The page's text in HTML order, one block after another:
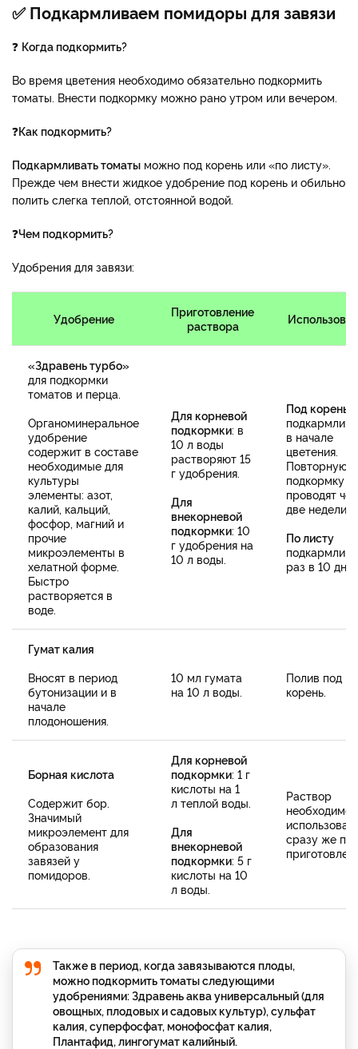
✅ Подкармливаем помидоры для завязи
❓ Когда подкормить?
Во время цветения необходимо обязательно подкормить
томаты. Внести подкормку можно рано утром или вечером.
❓Как подкормить?
Подкармливать томаты можно под корень или «по листу».
Прежде чем внести жидкое удобрение под корень и обильно
полить слегка теплой, отстоянной водой.
❓Чем подкормить?
Удобрения для завязи:
Удобрение
Приготовление
раствора
«Здравень турбо»
для подкормки
томатов и перца.
Органоминеральное
удобрение
содержит в составе
необходимые для
культуры
элементы: азот,
калий, кальций,
фосфор, магний и
прочие
микроэлементы в
хелатной форме.
Быстро
растворяется в
воде.
Для корневой
подкормки: в
10 л воды
растворяют 15
г удобрения.
Для
внекорневой
подкормки: 10
г удобрения на
10 л воды.
Под корень
в начале
цветения.
Повторную
подкормку
проводят
две недели.
По листу
раз в 10
Гумат калия
Вносят в период
бутонизации и в
начале
плодоношения.
10 мл гумата
на 10 л воды.
Полив под
корень.
Борная кислота
Содержит бор.
Значимый
микроэлемент для
образования
завязей у
помидоров.
Для корневой
подкормки: 1 г
кислоты на 1
л теплой воды.
Для
внекорневой
подкормки: 5 г
кислоты на 10
л воды.
Раствор
необходимо
сразу же
Также в период, когда завязываются плоды,
можно подкормить томаты следующими
удобрениями: Здравень аква универсальный (для
овощных, плодовых и садовых культур), сульфат
калия, суперфосфат, монофосфат калия,
Плантафид, лингогумат калийный.